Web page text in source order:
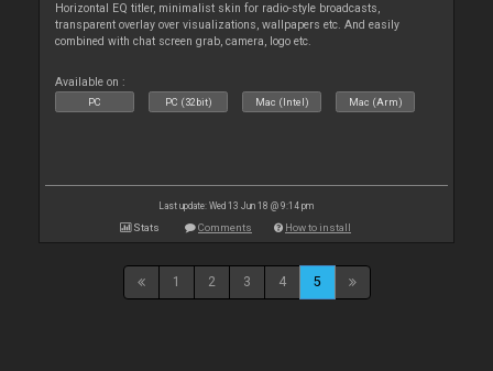
Horizontal EQ titler, minimalist skin for radio-style broadcasts,
transparent overlay over visualizations, wallpapers etc. And easily
combined with chat screen grab, camera, logo etc.
Available on :
PC PC (32bit) Mac (Intel) Mac (Arm)
Last update: Wed 13 Jun 18 @ 9:14 pm
Stats Comments How to install
1 2 3 4 5